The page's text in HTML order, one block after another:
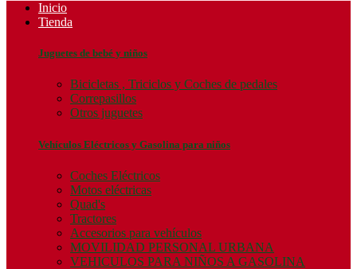
Inicio
Tienda
Juguetes de bebé y niños
Bicicletas , Triciclos y Coches de pedales
Correpasillos
Otros juguetes
Vehículos Eléctricos y Gasolina para niños
Coches Eléctricos
Motos eléctricas
Quad's
Tractores
Accesorios para vehículos
MOVILIDAD PERSONAL URBANA
VEHICULOS PARA NIÑOS A GASOLINA